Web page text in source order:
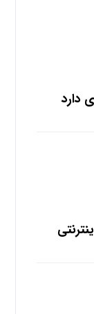
دارد